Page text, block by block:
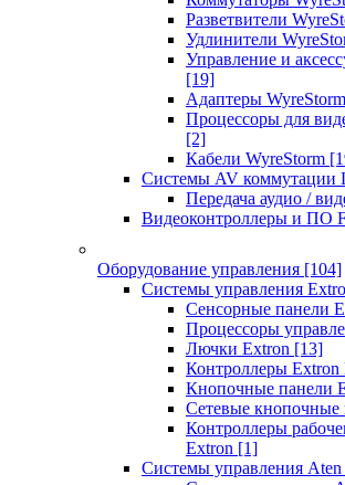
Разветвители
Удлинители
Управление и
[19]
Адаптеры WyreStorm
Процессоры для
[2]
Кабели WyreStorm
Системы AV коммутации
Передача аудио /
Видеоконтроллеры и ПО
Оборудование управления [104]
Системы управления
Сенсорные панели
Процессоры
Лючки Extron [13]
Контроллеры
Кнопочные панели
Сетевые кнопочные
Контроллеры
Extron [1]
Системы управления Aten